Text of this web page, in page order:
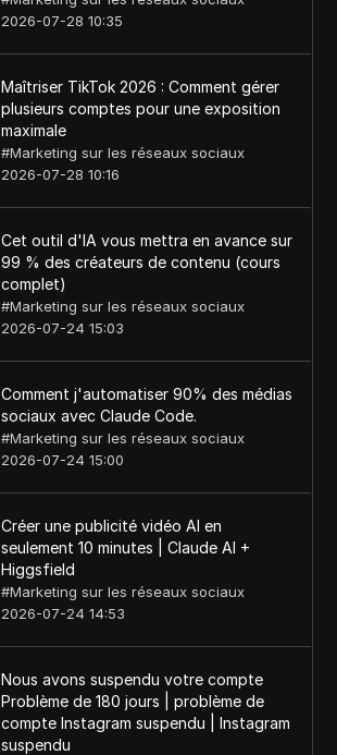
2026-07-28 10:35
Maîtriser TikTok 2026 : Comment gérer
plusieurs comptes pour une exposition
maximale
#Marketing sur les réseaux sociaux
2026-07-28 10:16
Cet outil d'IA vous mettra en avance sur
99 % des créateurs de contenu (cours
complet)
#Marketing sur les réseaux sociaux
2026-07-24 15:03
Comment j'automatiser 90% des médias
sociaux avec Claude Code.
#Marketing sur les réseaux sociaux
2026-07-24 15:00
Créer une publicité vidéo AI en
seulement 10 minutes | Claude AI +
Higgsfield
#Marketing sur les réseaux sociaux
2026-07-24 14:53
Nous avons suspendu votre compte
Problème de 180 jours | problème de
compte Instagram suspendu | Instagram
suspendu